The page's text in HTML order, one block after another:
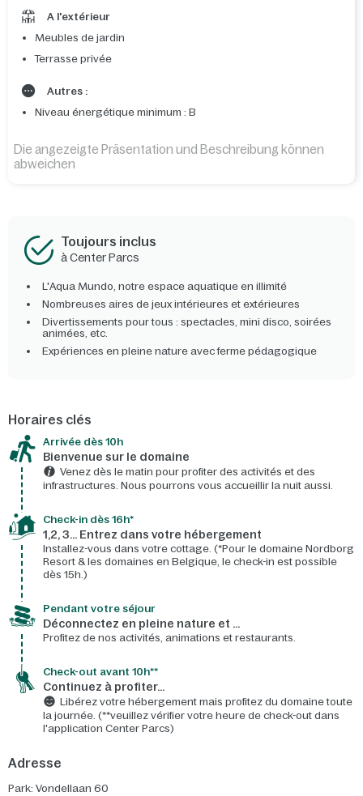
A l'extérieur
Meubles de jardin
Terrasse privée
Autres :
Niveau énergétique minimum : B
Die angezeigte Präsentation und Beschreibung können
abweichen
Toujours inclus
à Center Parcs
L'Aqua Mundo, notre espace aquatique en illimité
Nombreuses aires de jeux intérieures et extérieures
Divertissements pour tous : spectacles, mini disco, soirées
animées, etc.
Expériences en pleine nature avec ferme pédagogique
Horaires clés
Arrivée dès 10h​
Bienvenue sur le domaine​
Venez dès le matin pour profiter des activités et des
infrastructures. Nous pourrons vous accueillir la nuit aussi.
Check-in dès 16h*​
1,2, 3… Entrez dans votre hébergement
Installez-vous dans votre cottage. (*Pour le domaine Nordborg
Resort & les domaines en Belgique, le check-in est possible
dès 15h.)
Pendant votre séjour
Déconnectez en pleine nature et …
Profitez de nos activités, animations et restaurants.
Check-out avant 10h**
Continuez à profiter…
Libérez votre hébergement mais profitez du domaine toute
la journée. (**veuillez vérifier votre heure de check-out dans
l'application Center Parcs)
Adresse
Park: Vondellaan 60